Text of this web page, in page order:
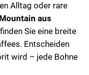
Alltag oder rare
aus
Sie eine breite
Entscheiden
wird – jede Bohne